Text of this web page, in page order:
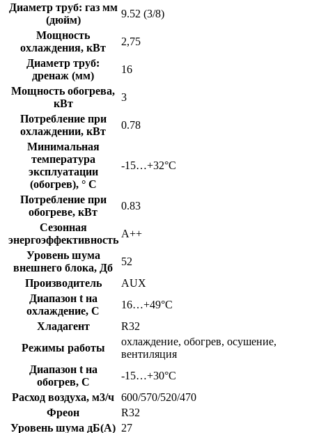
Диаметр труб: газ мм
(дюйм)
9.52 (3/8)
Мощность
охлаждения, кВт
2,75
Диаметр труб:
дренаж (мм)
16
Мощность обогрева,
кВт
3
Потребление при
охлаждении, кВт
0.78
Минимальная
температура
эксплуатации
(обогрев), ° C
-15…+32°С
Потребление при
обогреве, кВт
0.83
Сезонная
энергоэффективность
A++
Уровень шума
внешнего блока, Дб
52
Производитель
AUX
Диапазон t на
охлаждение, C
16…+49°С
Хладагент
R32
Режимы работы
охлаждение, обогрев, осушение,
вентиляция
Диапазон t на
обогрев, C
-15…+30°С
Расход воздуха, м3/ч 600/570/520/470
Фреон
R32
Уровень шума дБ(А) 27